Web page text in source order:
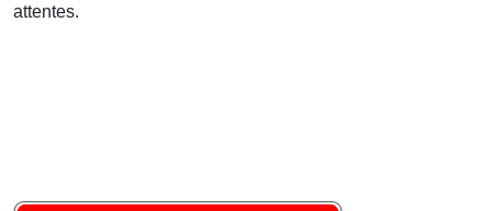
attentes.